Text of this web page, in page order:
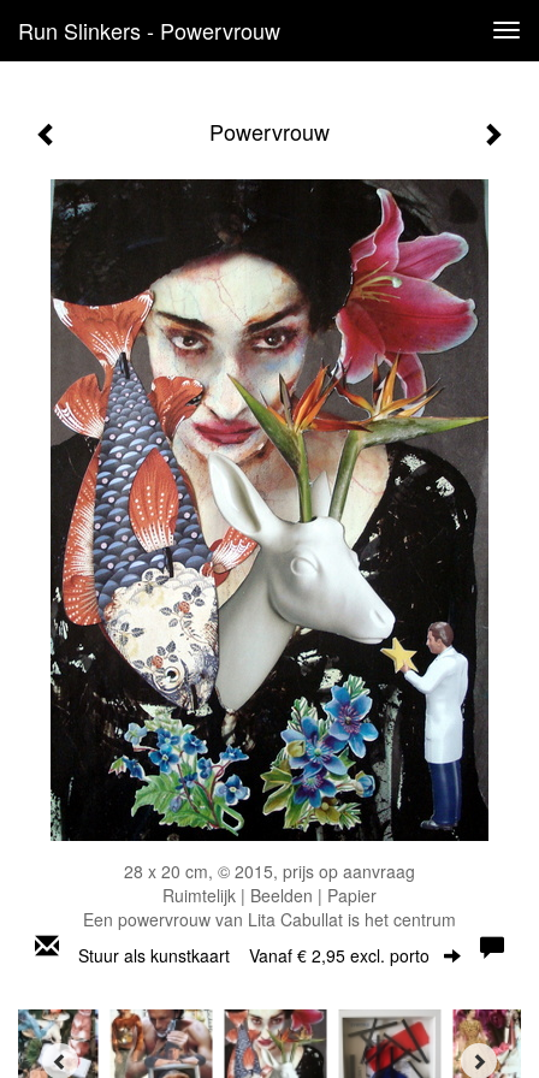
Run Slinkers - Powervrouw
Powervrouw
28 x 20 cm, © 2015, prijs op aanvraag
Ruimtelijk | Beelden | Papier
Een powervrouw van Lita Cabullat is het centrum
Stuur als kunstkaart Vanaf € 2,95 excl. porto